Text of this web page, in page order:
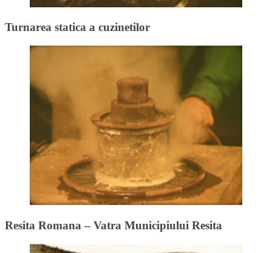
Turnarea statica a cuzinetilor
Resita Romana – Vatra Municipiului Resita